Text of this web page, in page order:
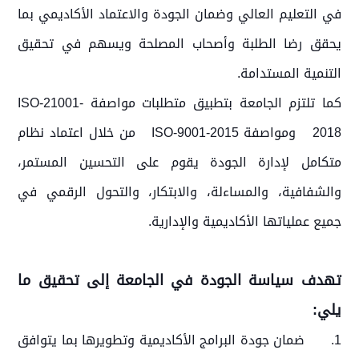
في التعليم العالي وضمان الجودة والاعتماد الأكاديمي بما
يحقق رضا الطلبة وأصحاب المصلحة ويسهم في تحقيق
التنمية المستدامة.
كما تلتزم الجامعة بتطبيق متطلبات مواصفة ISO-21001-
2018 ومواصفة ISO-9001-2015 من خلال اعتماد نظام
متكامل لإدارة الجودة يقوم على التحسين المستمر،
والشفافية، والمساءلة، والابتكار، والتحول الرقمي في
جميع عملياتها الأكاديمية والإدارية.
تهدف سياسة الجودة في الجامعة إلى تحقيق ما
يلي:
1.
ضمان جودة البرامج الأكاديمية وتطويرها بما يتوافق